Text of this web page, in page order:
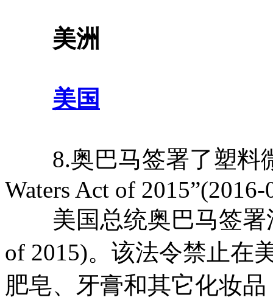
美洲
美国
8.奥巴马签署了塑料微
Waters Act of 2015”(2016-
美国总统奥巴马签署法
of 2015)。该法令禁止在
肥皂、牙膏和其它化妆